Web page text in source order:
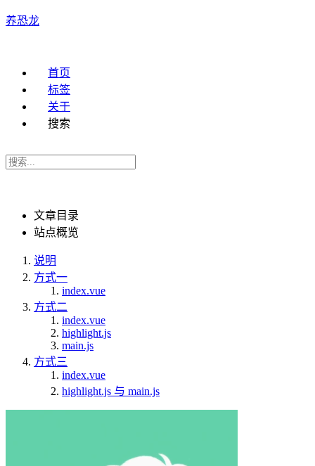
养恐龙
首页
标签
关于
搜索
文章目录
站点概览
说明
方式一
index.vue
方式二
index.vue
highlight.js
main.js
方式三
index.vue
highlight.js 与 main.js